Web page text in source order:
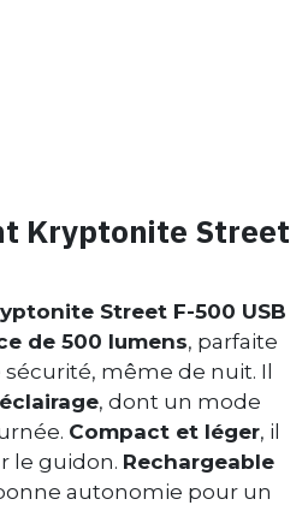
Kryptonite Street
Street F-500 USB
de 500 lumens, parfaite
même de nuit. Il
, dont un mode
Compact et léger, il
le guidon. Rechargeable
autonomie pour un